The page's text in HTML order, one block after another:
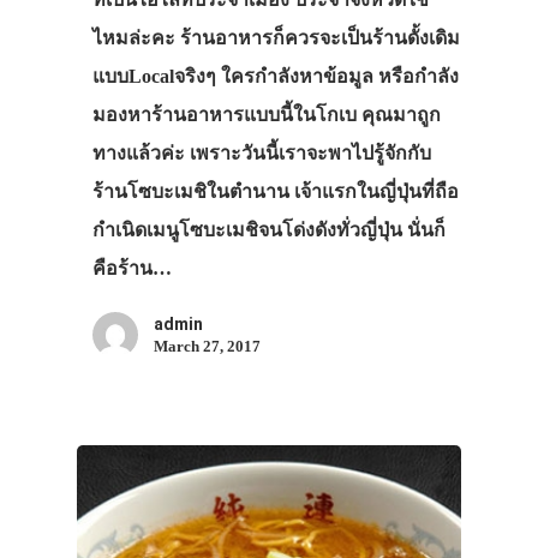
ไหมล่ะคะ ร้านอาหารก็ควรจะเป็นร้านดั้งเดิม
แบบLocalจริงๆ ใครกำลังหาข้อมูล หรือกำลัง
มองหาร้านอาหารแบบนี้ในโกเบ คุณมาถูก
ทางแล้วค่ะ เพราะวันนี้เราจะพาไปรู้จักกับ
ร้านโซบะเมชิในตำนาน เจ้าแรกในญี่ปุ่นที่ถือ
กำเนิดเมนูโซบะเมชิจนโด่งดังทั่วญี่ปุ่น นั่นก็
คือร้าน…
admin
March 27, 2017
VIDEO
ภาพประทับใจ